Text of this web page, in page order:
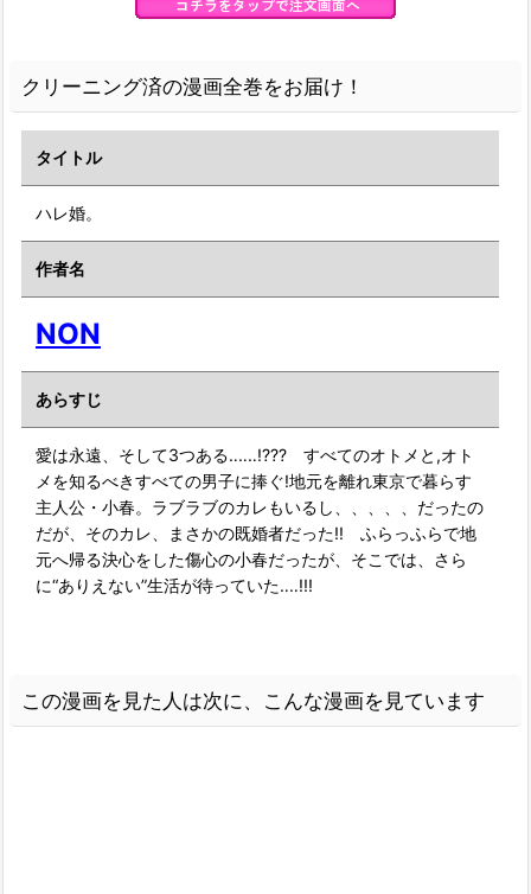
クリーニング済の漫画全巻をお届け！
タイトル
ハレ婚。
作者名
NON
あらすじ
愛は永遠、そして3つある‥‥‥!??? すべてのオトメと,オト
メを知るべきすべての男子に捧ぐ!地元を離れ東京で暮らす
主人公・小春。ラブラブのカレもいるし、、、、、だったの
だが、そのカレ、まさかの既婚者だった!! ふらっふらで地
元へ帰る決心をした傷心の小春だったが、そこでは、さら
に“ありえない”生活が待っていた‥‥!!!
この漫画を見た人は次に、こんな漫画を見ています